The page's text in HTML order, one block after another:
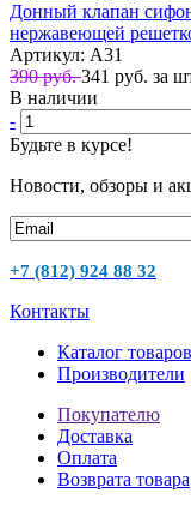
Донный клапан
нержавеющей
Артикул: A31
390 руб.341 руб. за
В наличии
-
Будьте в курсе!
Новости, обзоры и
+7 (812) 924 88 32
Контакты
Каталог товаров
Производители
Покупателю
Доставка
Оплата
Возврата товара